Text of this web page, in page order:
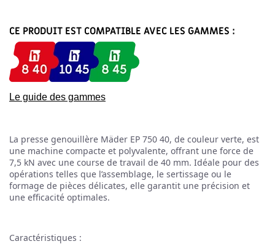
CE PRODUIT EST COMPATIBLE AVEC LES GAMMES :
Le guide des gammes
La presse genouillère Mäder EP 750 40, de couleur verte, est
une machine compacte et polyvalente, offrant une force de
7,5 kN avec une course de travail de 40 mm. Idéale pour des
opérations telles que l’assemblage, le sertissage ou le
formage de pièces délicates, elle garantit une précision et
une efficacité optimales.
Caractéristiques :